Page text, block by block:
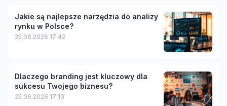
Jakie są najlepsze narzędzia do analizy
rynku w Polsce?
25.06.2026 17:42
Dlaczego branding jest kluczowy dla
sukcesu Twojego biznesu?
25.06.2026 17:13